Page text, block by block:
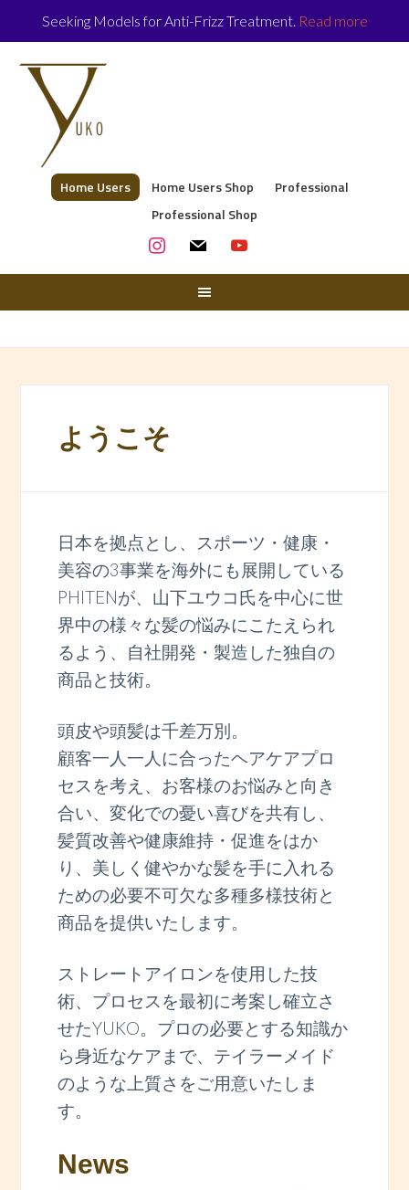
Seeking Models for Anti-Frizz Treatment. Read more
Home Users Home Users Shop
Professional
Professional Shop
instagram
mail youtube
ようこそ
日本を拠点とし、スポーツ・健康・
美容の3事業を海外にも展開している
PHITENが、山下ユウコ氏を中心に世
界中の様々な髪の悩みにこたえられ
るよう、自社開発・製造した独自の
商品と技術。
頭皮や頭髪は千差万別。
顧客一人一人に合ったヘアケアプロ
セスを考え、お客様のお悩みと向き
合い、変化での憂い喜びを共有し、
髪質改善や健康維持・促進をはか
り、美しく健やかな髪を手に入れる
ための必要不可欠な多種多様技術と
商品を提供いたします。
ストレートアイロンを使用した技
術、プロセスを最初に考案し確立さ
せたYUKO。プロの必要とする知識か
ら身近なケアまで、テイラーメイド
のような上質さをご用意いたしま
す。
News